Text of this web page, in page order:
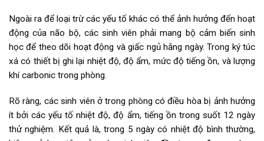
Ngoài ra để loại trừ các yếu tố khác có thể ảnh hưởng đến hoạt
động của não bộ, các sinh viên phải mang bộ cảm biến sinh
học để theo dõi hoạt động và giấc ngủ hằng ngày. Trong ký túc
xá có thiết bị ghi lại nhiệt độ, độ ẩm, mức độ tiếng ồn, và lượng
khí carbonic trong phòng.
Rõ ràng, các sinh viên ở trong phòng có điều hòa bị ảnh hưởng
ít bởi các yếu tố nhiệt độ, độ ẩm, tiếng ồn trong suốt 12 ngày
thử nghiệm. Kết quả là, trong 5 ngày có nhiệt độ bình thường,